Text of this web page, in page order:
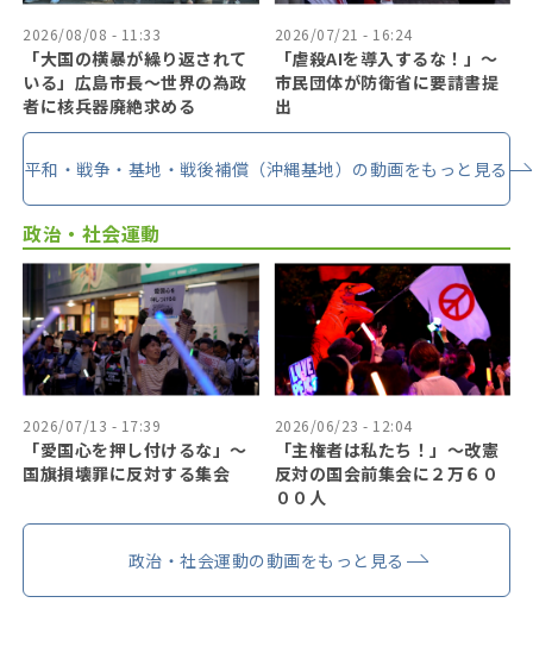
2026/08/08 - 11:33
「大国の横暴が繰り返されて
いる」広島市長〜世界の為政
者に核兵器廃絶求める
2026/07/21 - 16:24
「虐殺AIを導入するな！」〜
市民団体が防衛省に要請書提
出
平和・戦争・基地・戦後補償（沖縄基地）の動画をもっと見る
政治・社会運動
2026/07/13 - 17:39
「愛国心を押し付けるな」〜
国旗損壊罪に反対する集会
2026/06/23 - 12:04
「主権者は私たち！」〜改憲
反対の国会前集会に２万６０
００人
政治・社会運動の動画をもっと見る